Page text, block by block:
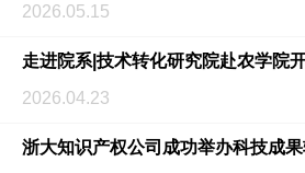
2026.05.15
走进院系|技术转化研究院赴农学院
2026.04.23
浙大知识产权公司成功举办科技成